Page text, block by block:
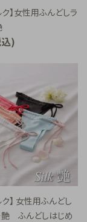
】女性用ふんどしラ
)
】 女性用ふんどし
艶 ふんどしはじめ